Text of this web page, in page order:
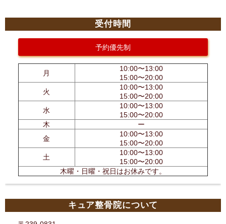
受付時間
予約優先制
月
10:00〜13:00
15:00〜20:00
火
10:00〜13:00
15:00〜20:00
水
10:00〜13:00
15:00〜20:00
木
ー
金
10:00〜13:00
15:00〜20:00
土
10:00〜13:00
15:00〜20:00
木曜・日曜・祝日はお休みです。
キュア整骨院について